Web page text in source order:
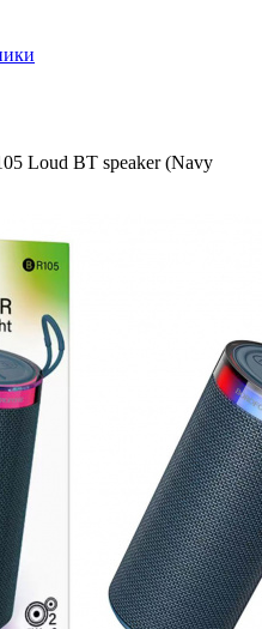
Loud BT speaker (Navy